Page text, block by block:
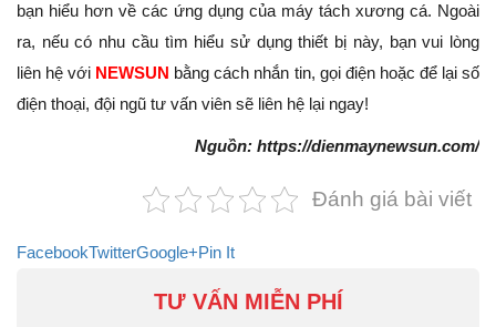
bạn hiểu hơn về các ứng dụng của máy tách xương cá. Ngoài
ra, nếu có nhu cầu tìm hiểu sử dụng thiết bị này, bạn vui lòng
liên hệ với NEWSUN bằng cách nhắn tin, gọi điện hoặc để lại số
điện thoại, đội ngũ tư vấn viên sẽ liên hệ lại ngay!
Nguồn: https://dienmaynewsun.com/
Đánh giá bài viết
FacebookTwitterGoogle+Pin It
TƯ VẤN MIỄN PHÍ